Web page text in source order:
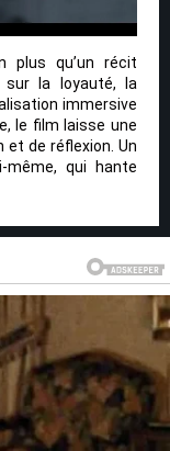
plus qu’un récit
sur la loyauté, la
immersive
le film laisse une
et de réflexion. Un
qui hante